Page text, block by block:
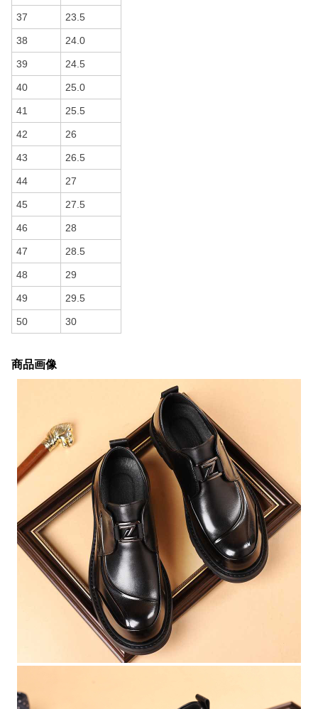
37 23.5
38 24.0
39 24.5
40 25.0
41 25.5
42 26
43 26.5
44 27
45 27.5
46 28
47 28.5
48 29
49 29.5
50 30
商品画像